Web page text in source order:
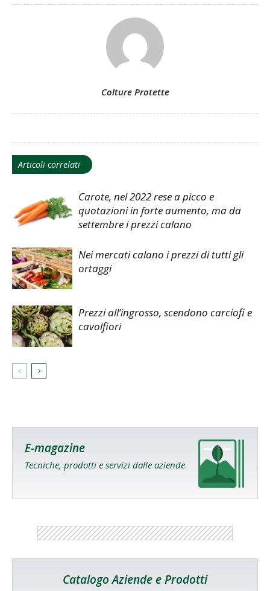
Colture Protette
Articoli correlati
Carote, nel 2022 rese a picco e
quotazioni in forte aumento, ma da
settembre i prezzi calano
Nei mercati calano i prezzi di tutti gli
ortaggi
Prezzi all’ingrosso, scendono carciofi e
cavolfiori
E-magazine
Tecniche, prodotti e servizi dalle aziende
Catalogo Aziende e Prodotti